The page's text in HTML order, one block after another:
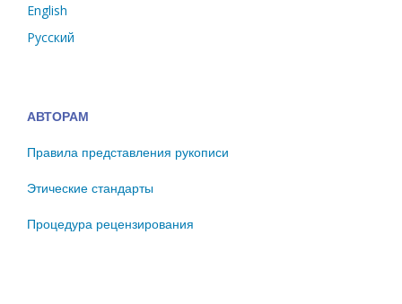
English
Русский
АВТОРАМ
Правила представления рукописи
Этические стандарты
Процедура рецензирования